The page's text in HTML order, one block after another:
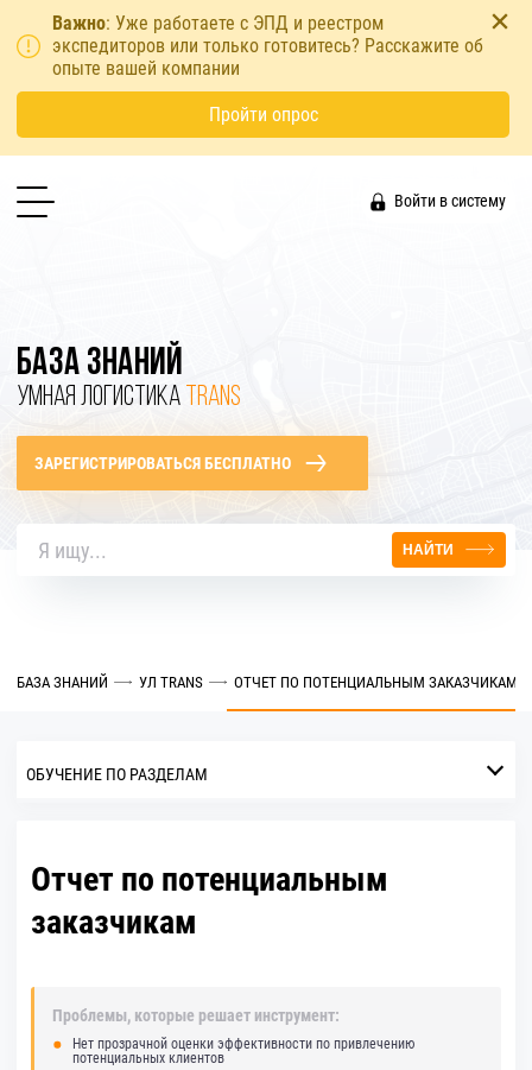
Важно: Уже работаете с ЭПД и реестром
экспедиторов или только готовитесь? Расскажите об
опыте вашей компании
Пройти опрос
Войти в систему
БАЗА ЗНАНИЙ
УМНАЯ ЛОГИСТИКА TRANS
ЗАРЕГИСТРИРОВАТЬСЯ БЕСПЛАТНО
НАЙТИ
БАЗА ЗНАНИЙ УЛ TRANS ОТЧЕТ ПО ПОТЕНЦИАЛЬНЫМ ЗАКАЗЧИКАМ
Отчет по потенциальным
заказчикам
Проблемы, которые решает инструмент:
Нет прозрачной оценки эффективности по привлечению
потенциальных клиентов
ОБУЧЕНИЕ ПО РАЗДЕЛАМ